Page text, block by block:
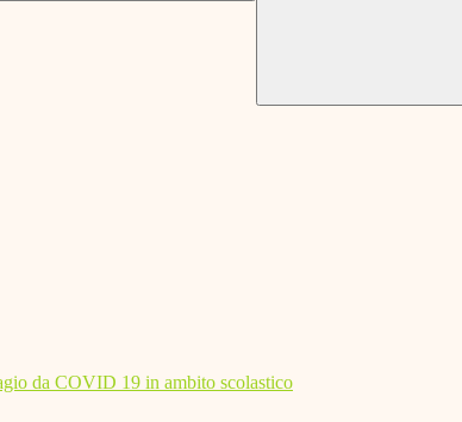
da COVID 19 in ambito scolastico